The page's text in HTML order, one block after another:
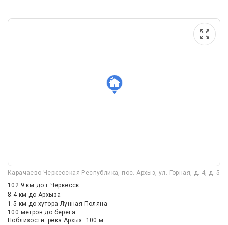
Карачаево-Черкесская Республика, пос. Архыз, ул. Горная, д. 4, д. 5
102.9 км до г Черкесск
8.4 км до Архыза
1.5 км до хутора Лунная Поляна
100 метров до берега
Поблизости: река Архыз: 100 м